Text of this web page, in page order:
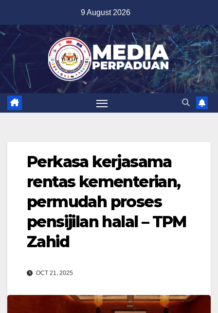
content
9 August 2026
Perkasa kerjasama
rentas kementerian,
permudah proses
pensijilan halal – TPM
Zahid
OCT 21, 2025